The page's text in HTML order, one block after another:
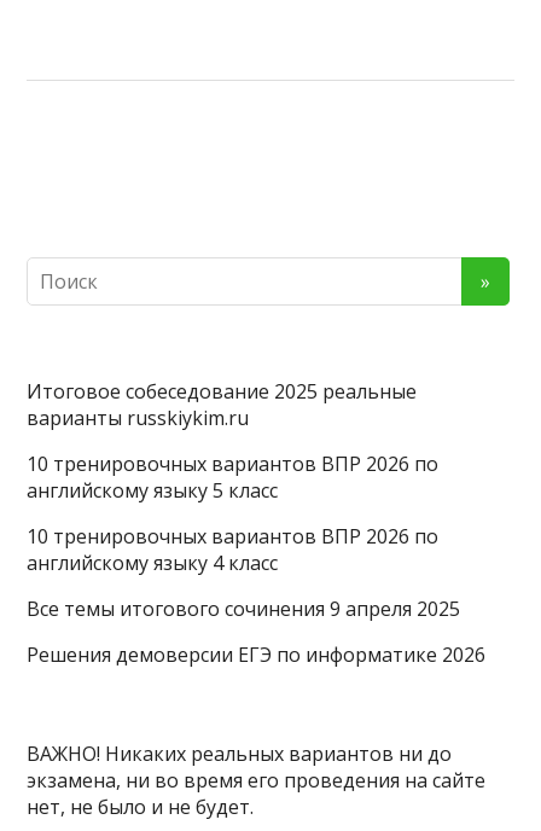
Итоговое собеседование 2025 реальные
варианты russkiykim.ru
10 тренировочных вариантов ВПР 2026 по
английскому языку 5 класс
10 тренировочных вариантов ВПР 2026 по
английскому языку 4 класс
Все темы итогового сочинения 9 апреля 2025
Решения демоверсии ЕГЭ по информатике 2026
ВАЖНО! Никаких реальных вариантов ни до
экзамена, ни во время его проведения на сайте
нет, не было и не будет.